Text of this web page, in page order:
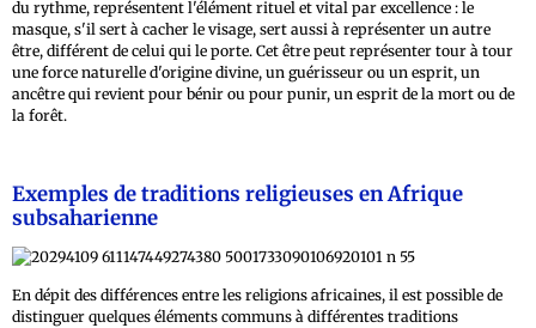
du rythme, représentent l'élément rituel et vital par excellence : le
masque, s'il sert à cacher le visage, sert aussi à représenter un autre
être, différent de celui qui le porte. Cet être peut représenter tour à tour
une force naturelle d'origine divine, un guérisseur ou un esprit, un
ancêtre qui revient pour bénir ou pour punir, un esprit de la mort ou de
la forêt.
Exemples de traditions religieuses en Afrique
subsaharienne
En dépit des différences entre les religions africaines, il est possible de
distinguer quelques éléments communs à différentes traditions